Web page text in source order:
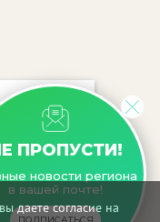
даете согласие на
ПРОПУСТИ!
новости региона
в вашей почте!
vRossii.ru